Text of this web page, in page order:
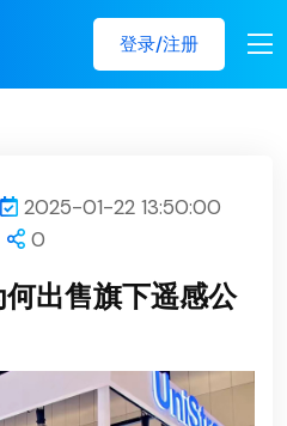
登录/注册
2025-01-22 13:50:00
0
出售旗下遥感公